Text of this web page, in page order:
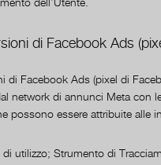
di Facebook Ads
di Facebook Ads (pixel di
network di annunci Meta con
possono essere attribuite alle
utilizzo; Strumento di